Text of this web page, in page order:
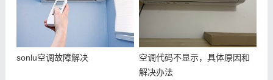
sonlu空调故障解决
空调代码不显示，具体原因和
解决办法